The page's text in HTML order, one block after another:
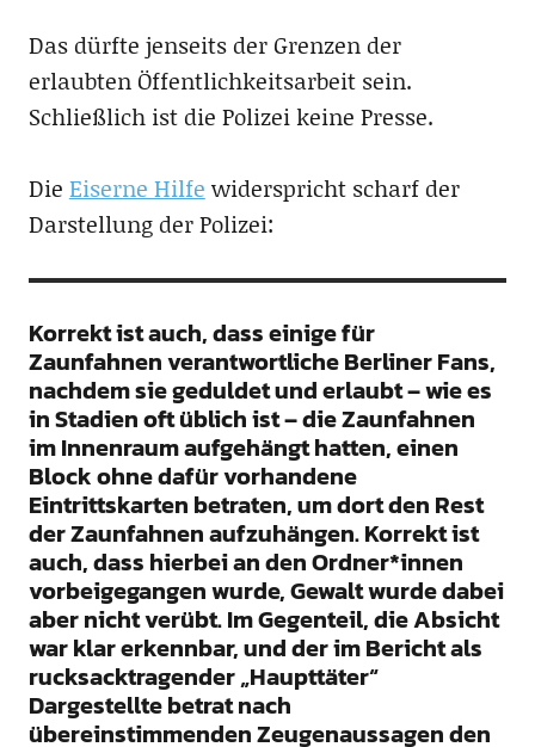
Das dürfte jenseits der Grenzen der
erlaubten Öffentlichkeitsarbeit sein.
Schließlich ist die Polizei keine Presse.
Die Eiserne Hilfe widerspricht scharf der
Darstellung der Polizei:
Korrekt ist auch, dass einige für
Zaunfahnen verantwortliche Berliner Fans,
nachdem sie geduldet und erlaubt – wie es
in Stadien oft üblich ist – die Zaunfahnen
im Innenraum aufgehängt hatten, einen
Block ohne dafür vorhandene
Eintrittskarten betraten, um dort den Rest
der Zaunfahnen aufzuhängen. Korrekt ist
auch, dass hierbei an den Ordner*innen
vorbeigegangen wurde, Gewalt wurde dabei
aber nicht verübt. Im Gegenteil, die Absicht
war klar erkennbar, und der im Bericht als
rucksacktragender „Haupttäter“
Dargestellte betrat nach
übereinstimmenden Zeugenaussagen den